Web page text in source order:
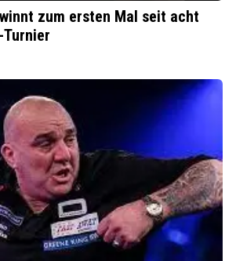
zum ersten Mal seit acht
Turnier